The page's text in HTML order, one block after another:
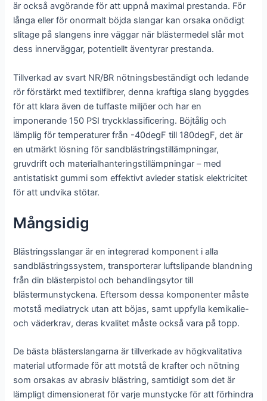
är också avgörande för att uppnå maximal prestanda. För
långa eller för onormalt böjda slangar kan orsaka onödigt
slitage på slangens inre väggar när blästermedel slår mot
dess innerväggar, potentiellt äventyrar prestanda.
Tillverkad av svart NR/BR nötningsbeständigt och ledande
rör förstärkt med textilfibrer, denna kraftiga slang byggdes
för att klara även de tuffaste miljöer och har en
imponerande 150 PSI tryckklassificering. Böjtålig och
lämplig för temperaturer från -40degF till 180degF, det är
en utmärkt lösning för sandblästringstillämpningar,
gruvdrift och materialhanteringstillämpningar – med
antistatiskt gummi som effektivt avleder statisk elektricitet
för att undvika stötar.
Mångsidig
Blästringsslangar är en integrerad komponent i alla
sandblästringssystem, transporterar luftslipande blandning
från din blästerpistol och behandlingsytor till
blästermunstyckena. Eftersom dessa komponenter måste
motstå mediatryck utan att böjas, samt uppfylla kemikalie-
och väderkrav, deras kvalitet måste också vara på topp.
De bästa blästerslangarna är tillverkade av högkvalitativa
material utformade för att motstå de krafter och nötning
som orsakas av abrasiv blästring, samtidigt som det är
lämpligt dimensionerat för varje munstycke för att förhindra